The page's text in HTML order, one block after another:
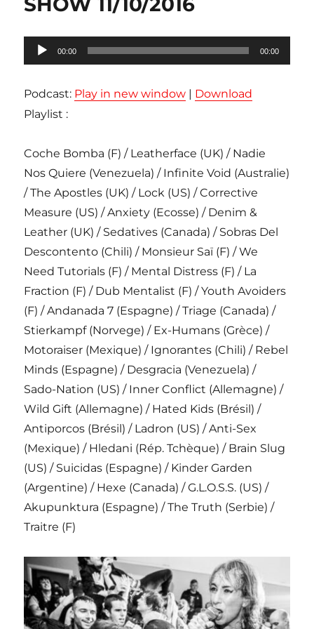
Lecteur
audio
00:00 00:00
Podcast: Play in new window | Download
Playlist :
Coche Bomba (F) / Leatherface (UK) / Nadie
Nos Quiere (Venezuela) / Infinite Void (Australie)
/ The Apostles (UK) / Lock (US) / Corrective
Measure (US) / Anxiety (Ecosse) / Denim &
Leather (UK) / Sedatives (Canada) / Sobras Del
Descontento (Chili) / Monsieur Saï (F) / We
Need Tutorials (F) / Mental Distress (F) / La
Fraction (F) / Dub Mentalist (F) / Youth Avoiders
(F) / Andanada 7 (Espagne) / Triage (Canada) /
Stierkampf (Norvege) / Ex-Humans (Grèce) /
Motoraiser (Mexique) / Ignorantes (Chili) / Rebel
Minds (Espagne) / Desgracia (Venezuela) /
Sado-Nation (US) / Inner Conflict (Allemagne) /
Wild Gift (Allemagne) / Hated Kids (Brésil) /
Antiporcos (Brésil) / Ladron (US) / Anti-Sex
(Mexique) / Hledani (Rép. Tchèque) / Brain Slug
(US) / Suicidas (Espagne) / Kinder Garden
(Argentine) / Hexe (Canada) / G.L.O.S.S. (US) /
Akupunktura (Espagne) / The Truth (Serbie) /
Traitre (F)